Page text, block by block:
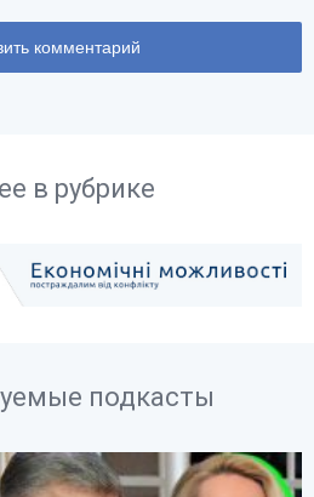
в рубрике
подкасты